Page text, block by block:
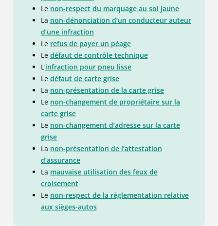
Le non-respect du marquage au sol jaune
La non-dénonciation d’un conducteur auteur
d’une infraction
Le refus de payer un péage
Le défaut de contrôle technique
L’infraction pour pneu lisse
Le défaut de carte grise
La non-présentation de la carte grise
Le non-changement de propriétaire sur la
carte grise
Le non-changement d’adresse sur la carte
grise
La non-présentation de l’attestation
d’assurance
La mauvaise utilisation des feux de
croisement
Le non-respect de la réglementation relative
aux sièges-autos